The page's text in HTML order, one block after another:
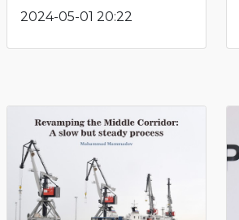
2024-05-01 20:22